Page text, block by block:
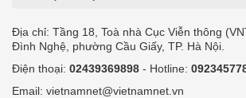
Địa chỉ: Tầng 18, Toà nhà Cục Viễn thông
Đình Nghệ, phường Cầu Giấy, TP. Hà Nội.
Điện thoại: 02439369898 - Hotline:
Email: vietnamnet@vietnamnet.vn